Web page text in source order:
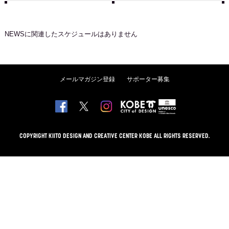
NEWSに関連したスケジュールはありません
メールマガジン登録 サポーター募集
COPYRIGHT KIITO DESIGN AND CREATIVE CENTER KOBE ALL RIGHTS RESERVED.